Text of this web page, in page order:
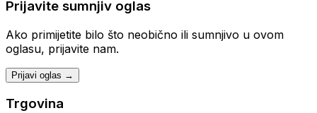
Prijavite sumnjiv oglas
Ako primijetite bilo što neobično ili sumnjivo u ovom
oglasu, prijavite nam.
Prijavi oglas →
Trgovina